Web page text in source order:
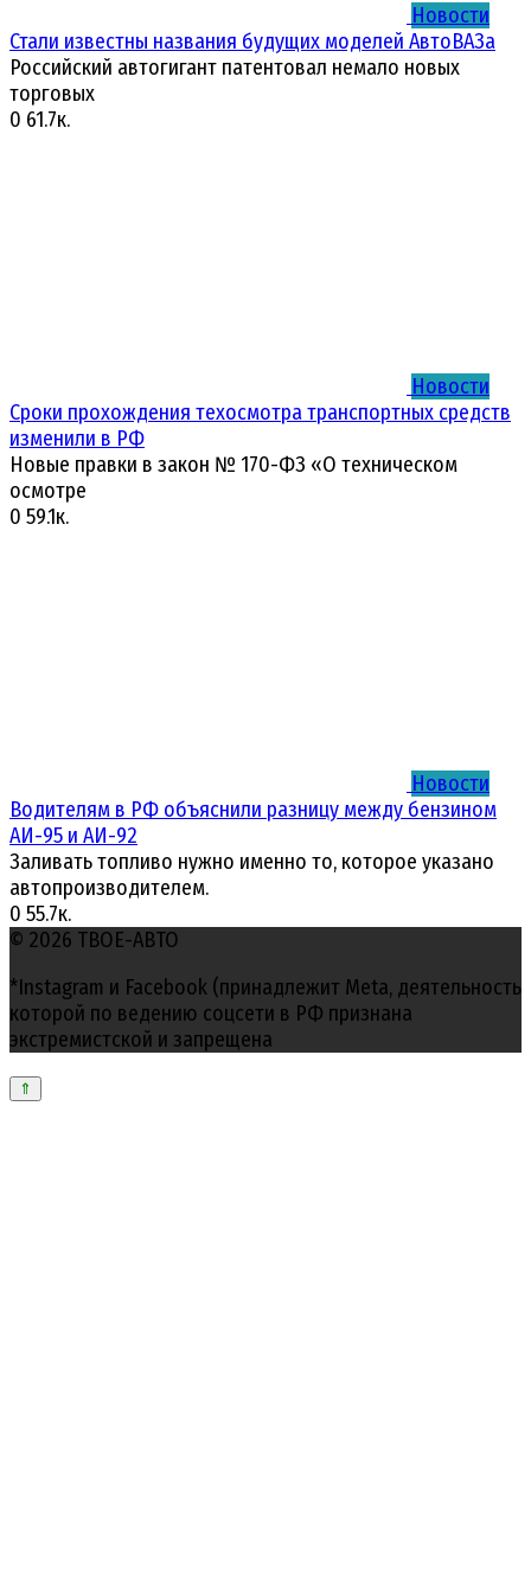
Новости
Стали известны названия будущих моделей АвтоВАЗа
Российский автогигант патентовал немало новых
торговых
0 61.7к.
Новости
Сроки прохождения техосмотра транспортных средств
изменили в РФ
Новые правки в закон № 170-ФЗ «О техническом
осмотре
0 59.1к.
Новости
Водителям в РФ объяснили разницу между бензином
АИ-95 и АИ-92
Заливать топливо нужно именно то, которое указано
автопроизводителем.
0 55.7к.
© 2026 ТВОЕ-АВТО
*Instagram и Facebook (принадлежит Meta, деятельность
которой по ведению соцсети в РФ признана
экстремистской и запрещена